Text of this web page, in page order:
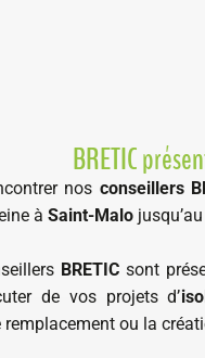
BRETIC
nos conseillers
à Saint-Malo
BRETIC sont
de vos projets d’
remplacement ou la